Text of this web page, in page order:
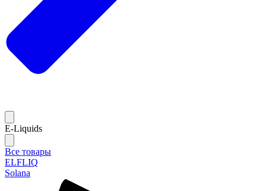
E-Liquids
Все товары
ELFLIQ
Solana